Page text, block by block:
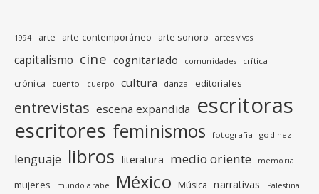
1994 arte arte contemporáneo arte sonoro artes vivas
capitalismo cine cognitariado comunidades crítica
crónica cuento cuerpo cultura danza editoriales
entrevistas escena expandida escritoras
escritores feminismos fotografia godinez
lenguaje libros literatura medio oriente memoria
mujeres mundo arabe México Música narrativas Palestina